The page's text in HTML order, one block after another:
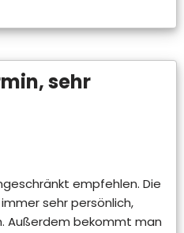
sehr
empfehlen. Die
sehr persönlich,
Außerdem bekommt man